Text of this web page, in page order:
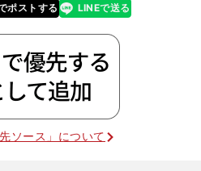
ポストする
line LINEで送る
ソース」について